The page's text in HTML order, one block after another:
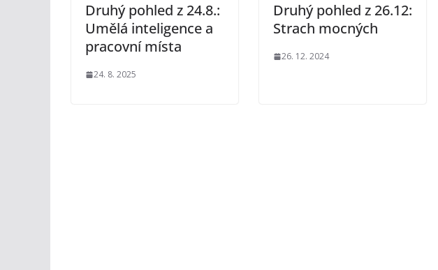
Druhý pohled z 24.8.:
Umělá inteligence a
pracovní místa
24. 8. 2025
Druhý pohled z 26.12:
Strach mocných
26. 12. 2024